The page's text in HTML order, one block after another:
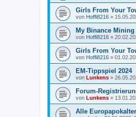
Girls From Your
von Hoffi8216 »
My Binance
von Hoffi8216 »
Girls From Your
von Hoffi8216 »
EM-Tippspiel 2024
von Lunkens »
Forum-
von Lunkens »
Alle